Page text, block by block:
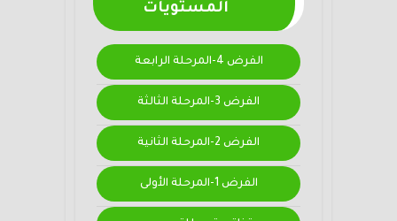
المستويات
الفرض 4-المرحلة الرابعة
الفرض 3-المرحلة الثالثة
الفرض 2-المرحلة الثانية
الفرض 1-المرحلة الأولى